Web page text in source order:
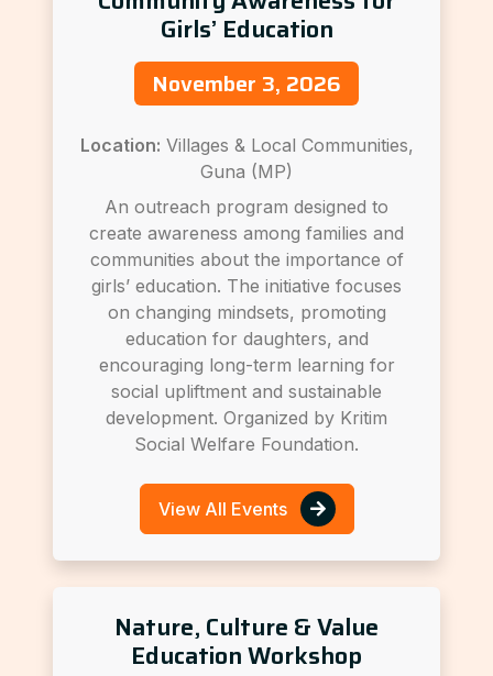
Girls’ Education
November 3, 2026
Location: Villages & Local Communities,
Guna (MP)
An outreach program designed to
create awareness among families and
communities about the importance of
girls’ education. The initiative focuses
on changing mindsets, promoting
education for daughters, and
encouraging long-term learning for
social upliftment and sustainable
development. Organized by Kritim
Social Welfare Foundation.
View All Events
Nature, Culture & Value
Education Workshop